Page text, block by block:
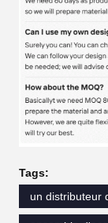
Tags:
un distributeur